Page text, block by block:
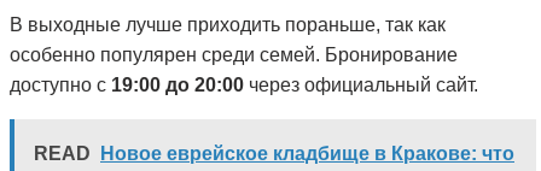
В выходные лучше приходить пораньше, так как
особенно популярен среди семей. Бронирование
доступно с 19:00 до 20:00 через официальный сайт.
READ
Новое еврейское кладбище в Кракове: что